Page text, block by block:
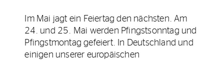
Im Mai jagt ein Feiertag den nächsten. Am
24. und 25. Mai werden Pfingstsonntag und
Pfingstmontag gefeiert. In Deutschland und
einigen unserer europäischen